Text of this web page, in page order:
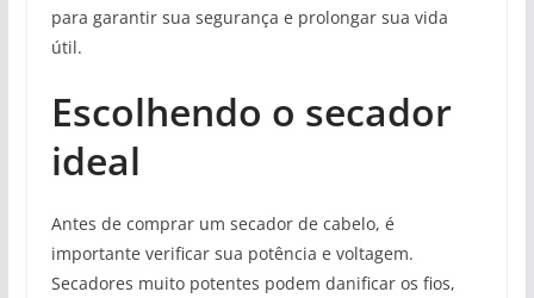
para garantir sua segurança e prolongar sua vida
útil.
Escolhendo o secador
ideal
Antes de comprar um secador de cabelo, é
importante verificar sua potência e voltagem.
Secadores muito potentes podem danificar os fios,